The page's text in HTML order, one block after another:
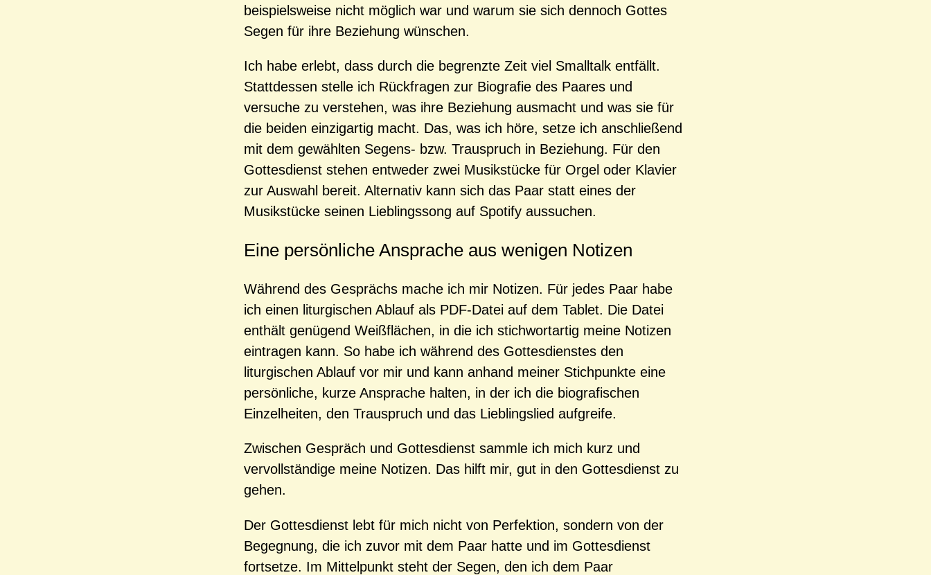
beispielsweise nicht möglich war und warum sie sich dennoch Gottes
Segen für ihre Beziehung wünschen.
Ich habe erlebt, dass durch die begrenzte Zeit viel Smalltalk entfällt.
Stattdessen stelle ich Rückfragen zur Biografie des Paares und
versuche zu verstehen, was ihre Beziehung ausmacht und was sie für
die beiden einzigartig macht. Das, was ich höre, setze ich anschließend
mit dem gewählten Segens- bzw. Trauspruch in Beziehung. Für den
Gottesdienst stehen entweder zwei Musikstücke für Orgel oder Klavier
zur Auswahl bereit. Alternativ kann sich das Paar statt eines der
Musikstücke seinen Lieblingssong auf Spotify aussuchen.
Eine persönliche Ansprache aus wenigen Notizen
Während des Gesprächs mache ich mir Notizen. Für jedes Paar habe
ich einen liturgischen Ablauf als PDF-Datei auf dem Tablet. Die Datei
enthält genügend Weißflächen, in die ich stichwortartig meine Notizen
eintragen kann. So habe ich während des Gottesdienstes den
liturgischen Ablauf vor mir und kann anhand meiner Stichpunkte eine
persönliche, kurze Ansprache halten, in der ich die biografischen
Einzelheiten, den Trauspruch und das Lieblingslied aufgreife.
Zwischen Gespräch und Gottesdienst sammle ich mich kurz und
vervollständige meine Notizen. Das hilft mir, gut in den Gottesdienst zu
gehen.
Der Gottesdienst lebt für mich nicht von Perfektion, sondern von der
Begegnung, die ich zuvor mit dem Paar hatte und im Gottesdienst
fortsetze. Im Mittelpunkt steht der Segen, den ich dem Paar